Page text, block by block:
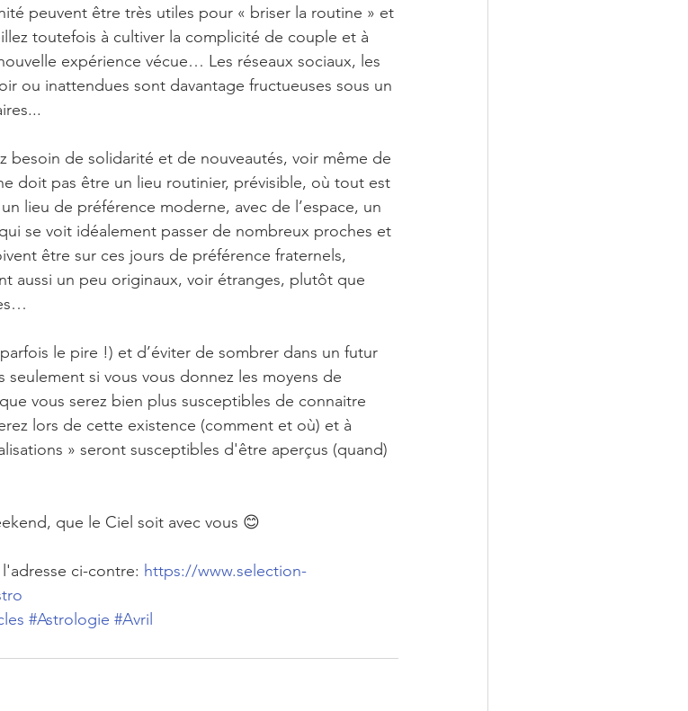
peuvent être très utiles pour « briser la routine » et
toutefois à cultiver la complicité de couple et à
expérience vécue… Les réseaux sociaux, les
ou inattendues sont davantage fructueuses sous un
besoin de solidarité et de nouveautés, voir même de
doit pas être un lieu routinier, prévisible, où tout est
lieu de préférence moderne, avec de l’espace, un
se voit idéalement passer de nombreux proches et
être sur ces jours de préférence fraternels,
aussi un peu originaux, voir étranges, plutôt que
le pire !) et d’éviter de sombrer dans un futur
si vous vous donnez les moyens de
vous serez bien plus susceptibles de connaitre
lors de cette existence (comment et où) et à
» seront susceptibles d'être aperçus (quand)
que le Ciel soit avec vous 😊
ci-contre: https://www.selection-
#Astrologie #Avril